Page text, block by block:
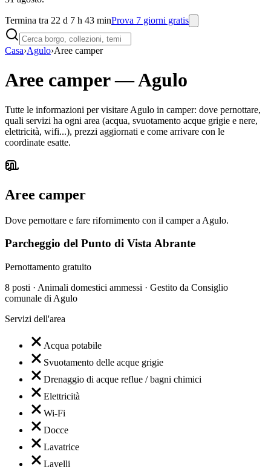
Termina tra 22 d 7 h 43 minProva 7 giorni gratis
Casa›Agulo›Aree camper
Aree camper—Agulo
Tutte le informazioni per visitare Agulo in camper: dove pernottare,
quali servizi ha ogni area (acqua, svuotamento acque grigie e nere,
elettricità, wifi...), prezzi aggiornati e come arrivare con le
coordinate esatte.
Aree camper
Dove pernottare e fare rifornimento con il camper a Agulo.
Parcheggio del Punto di Vista Abrante
Pernottamento gratuito
8 posti · Animali domestici ammessi · Gestito da Consiglio
comunale di Agulo
Servizi dell'area
Acqua potabile
Svuotamento delle acque grigie
Drenaggio di acque reflue / bagni chimici
Elettricità
Wi-Fi
Docce
Lavatrice
Lavelli